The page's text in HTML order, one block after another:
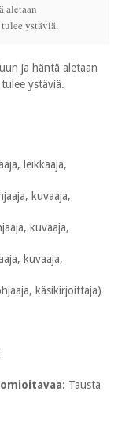
aletaan
ystäviä.
ja häntä aletaan
ystäviä.
leikkaaja,
kuvaaja,
kuvaaja,
kuvaaja,
käsikirjoittaja)
Tausta